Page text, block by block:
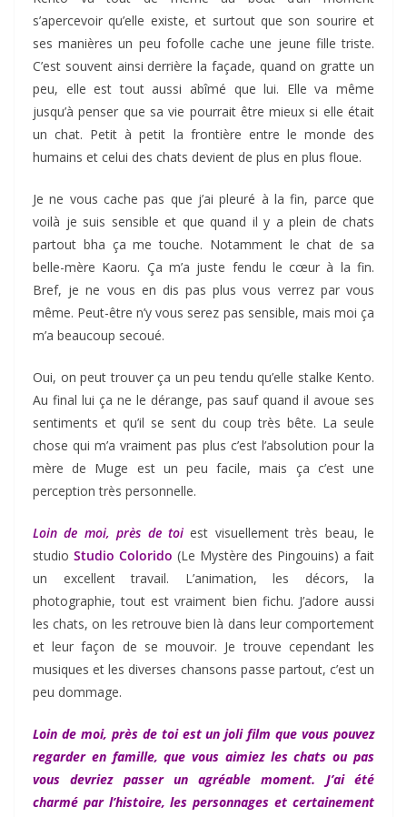
s’apercevoir qu’elle existe, et surtout que son sourire et
ses manières un peu fofolle cache une jeune fille triste.
C’est souvent ainsi derrière la façade, quand on gratte un
peu, elle est tout aussi abîmé que lui. Elle va même
jusqu’à penser que sa vie pourrait être mieux si elle était
un chat. Petit à petit la frontière entre le monde des
humains et celui des chats devient de plus en plus floue.
Je ne vous cache pas que j’ai pleuré à la fin, parce que
voilà je suis sensible et que quand il y a plein de chats
partout bha ça me touche. Notamment le chat de sa
belle-mère Kaoru. Ça m’a juste fendu le cœur à la fin.
Bref, je ne vous en dis pas plus vous verrez par vous
même. Peut-être n’y vous serez pas sensible, mais moi ça
m’a beaucoup secoué.
Oui, on peut trouver ça un peu tendu qu’elle stalke Kento.
Au final lui ça ne le dérange, pas sauf quand il avoue ses
sentiments et qu’il se sent du coup très bête. La seule
chose qui m’a vraiment pas plus c’est l’absolution pour la
mère de Muge est un peu facile, mais ça c’est une
perception très personnelle.
Loin de moi, près de toi est visuellement très beau, le
studio Studio Colorido (Le Mystère des Pingouins) a fait
un excellent travail. L’animation, les décors, la
photographie, tout est vraiment bien fichu. J’adore aussi
les chats, on les retrouve bien là dans leur comportement
et leur façon de se mouvoir. Je trouve cependant les
musiques et les diverses chansons passe partout, c’est un
peu dommage.
Loin de moi, près de toi est un joli film que vous pouvez
regarder en famille, que vous aimiez les chats ou pas
vous devriez passer un agréable moment. J’ai été
charmé par l’histoire, les personnages et certainement